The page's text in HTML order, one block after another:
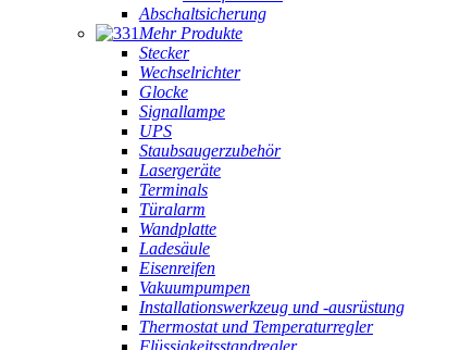
Abschaltsicherung
Mehr Produkte
Stecker
Wechselrichter
Glocke
Signallampe
UPS
Staubsaugerzubehör
Lasergeräte
Terminals
Türalarm
Wandplatte
Ladesäule
Eisenreifen
Vakuumpumpen
Installationswerkzeug und -ausrüstung
Thermostat und Temperaturregler
Flüssigkeitsstandregler